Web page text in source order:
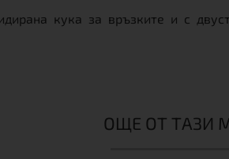
кука за връзките и с
ОЩЕ ОТ ТАЗИ